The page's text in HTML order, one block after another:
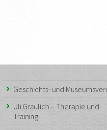
Geschichts- und
Uli Graulich – Therapie und
Training